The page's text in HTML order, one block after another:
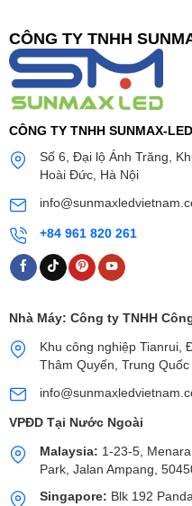
CÔNG TY TNHH
CÔNG TY TNHH SUNMAX-LED
Số 6, Đại lộ Ánh Trăng,
Hoài Đức, Hà Nội
+84 961 820 261
Nhà Máy: Công ty TNHH
Khu công nghiệp Tianrui,
Thâm Quyến, Trung Quốc
VPĐD Tại Nước Ngoài
Malaysia: 1-23-5,
Park, Jalan Ampang,
Singapore: Blk 192